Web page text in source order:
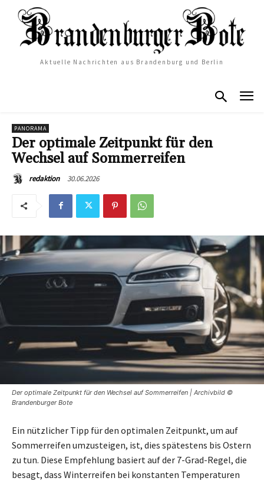
Aktuelle Nachrichten aus Brandenburg und Berlin
PANORAMA
Der optimale Zeitpunkt für den
Wechsel auf Sommerreifen
redaktion 30.06.2026
Der optimale Zeitpunkt für den Wechsel auf Sommerreifen | Archivbild ©
Brandenburger Bote
Ein nützlicher Tipp für den optimalen Zeitpunkt, um auf
Sommerreifen umzusteigen, ist, dies spätestens bis Ostern
zu tun. Diese Empfehlung basiert auf der 7-Grad-Regel, die
besagt, dass Winterreifen bei konstanten Temperaturen